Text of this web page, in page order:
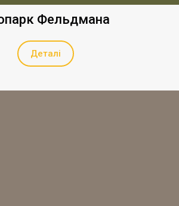
Фельдмана
Деталі